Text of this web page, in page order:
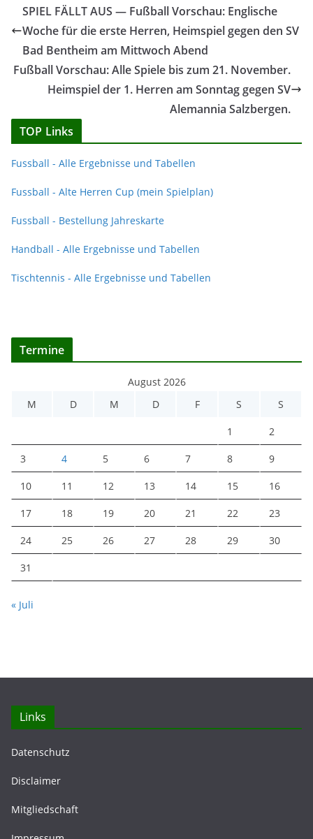
SPIEL FÄLLT AUS — Fußball Vorschau: Englische
Woche für die erste Herren, Heimspiel gegen den SV
Bad Bentheim am Mittwoch Abend
Fußball Vorschau: Alle Spiele bis zum 21. November.
Heimspiel der 1. Herren am Sonntag gegen SV
Alemannia Salzbergen.
TOP Links
Fussball - Alle Ergebnisse und Tabellen
Fussball - Alte Herren Cup (mein Spielplan)
Fussball - Bestellung Jahreskarte
Handball - Alle Ergebnisse und Tabellen
Tischtennis - Alle Ergebnisse und Tabellen
Termine
August 2026
M
D M D F S S
1 2
3 4 5 6 7 8 9
10 11 12 13 14 15 16
17 18 19 20 21 22 23
24 25 26 27 28 29 30
31
« Juli
Links
Datenschutz
Disclaimer
Mitgliedschaft